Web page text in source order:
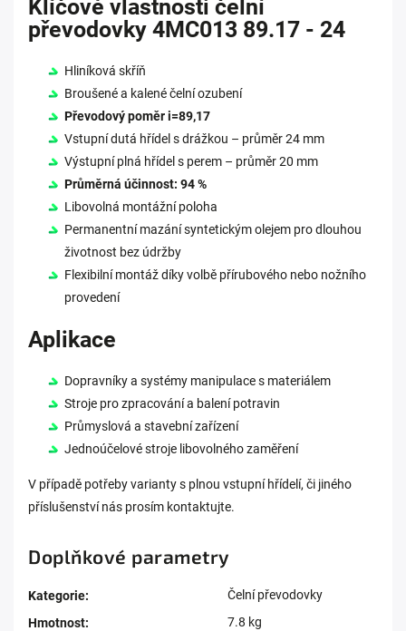
Klíčové vlastnosti čelní
převodovky 4MC013 89.17 - 24
Hliníková skříň
Broušené a kalené čelní ozubení
Převodový poměr i=89,17
Vstupní dutá hřídel s drážkou – průměr 24 mm
Výstupní plná hřídel s perem – průměr 20 mm
Průměrná účinnost: 94 %
Libovolná montážní poloha
Permanentní mazání syntetickým olejem pro dlouhou
životnost bez údržby
Flexibilní montáž díky volbě přírubového nebo nožního
provedení
Aplikace
Dopravníky a systémy manipulace s materiálem
Stroje pro zpracování a balení potravin
Průmyslová a stavební zařízení
Jednoúčelové stroje libovolného zaměření
V případě potřeby varianty s plnou vstupní hřídelí, či jiného
příslušenství nás prosím kontaktujte.
Doplňkové parametry
Kategorie:
Čelní převodovky
Hmotnost:
7.8 kg